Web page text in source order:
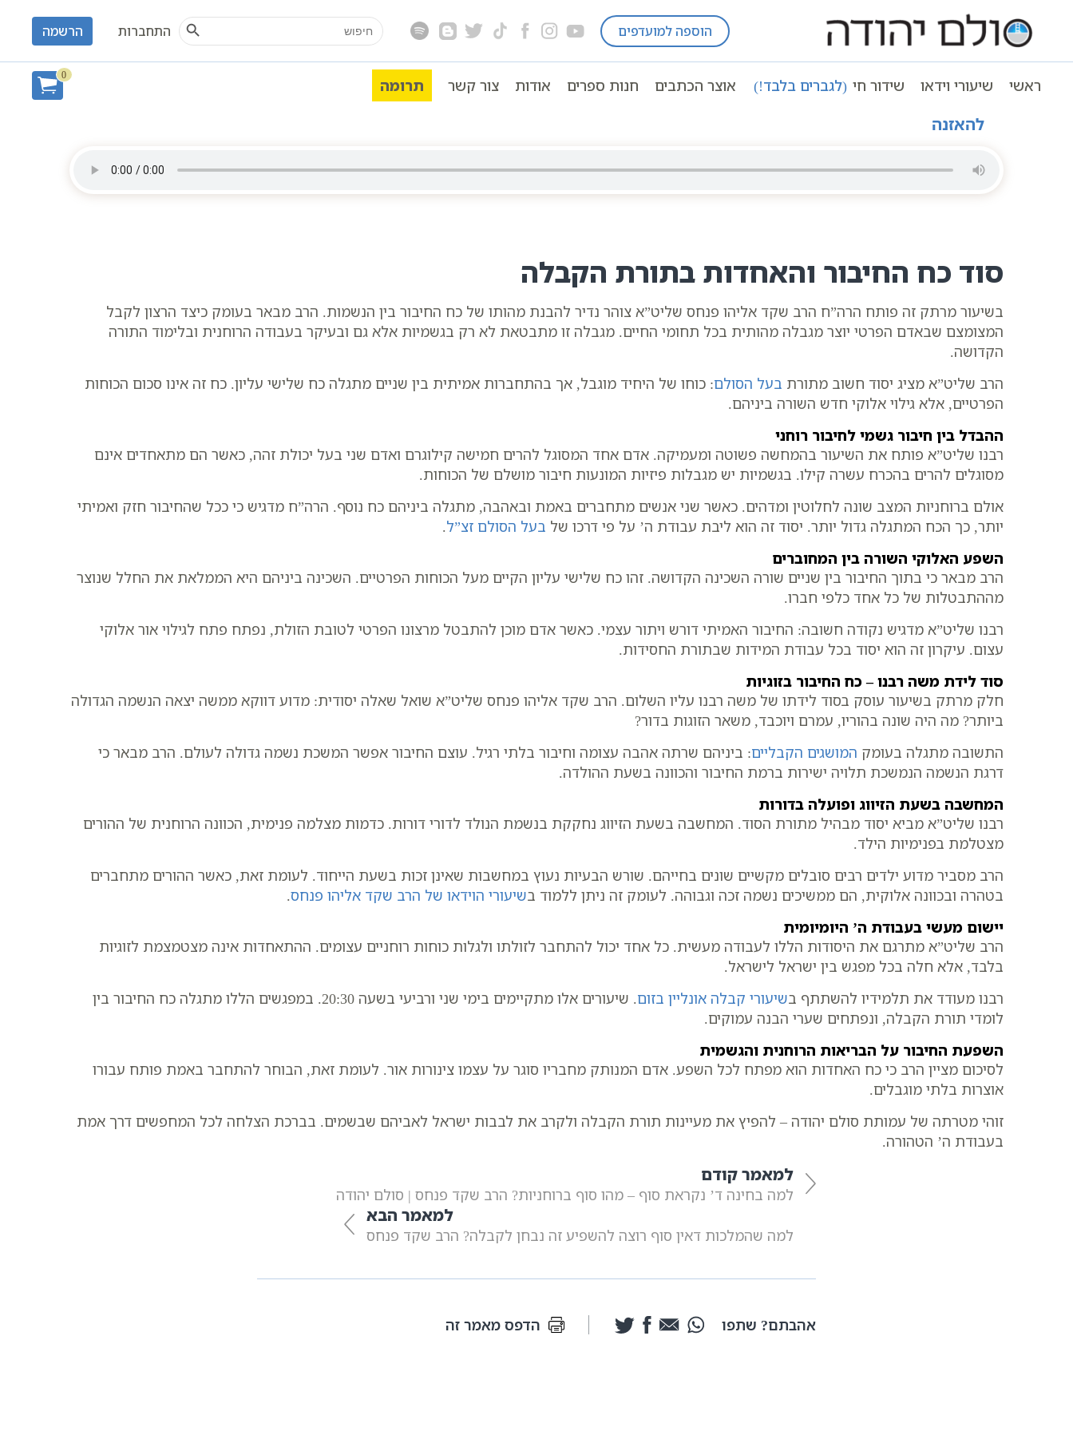
הוספה למועדפים Search
for:
Search Button
התחברות הרשמה
ראשי שיעורי וידאו שידור חי (לגברים בלבד!) אוצר הכתבים חנות ספרים אודות צור קשר תרומה
0
עמוד ראשי שיעורי וידאו שיעורי קבלה כתבי אשלג חסידות כללי כח האחדות, החיבור והאהבה הרב שקד פנחס | סולם יהודה
להאזנה
סוד כח החיבור והאחדות בתורת הקבלה
בשיעור מרתק זה פותח הרה”ח הרב שקד אליהו פנחס שליט”א צוהר נדיר להבנת מהותו של כח החיבור בין הנשמות. הרב מבאר בעומק כיצד הרצון לקבל
המצומצם שבאדם הפרטי יוצר מגבלה מהותית בכל תחומי החיים. מגבלה זו מתבטאת לא רק בגשמיות אלא גם ובעיקר בעבודה הרוחנית ובלימוד התורה
הקדושה.
הרב שליט”א מציג יסוד חשוב מתורת בעל הסולם: כוחו של היחיד מוגבל, אך בהתחברות אמיתית בין שניים מתגלה כח שלישי עליון. כח זה אינו סכום הכוחות
הפרטיים, אלא גילוי אלוקי חדש השורה ביניהם.
ההבדל בין חיבור גשמי לחיבור רוחני
רבנו שליט”א פותח את השיעור בהמחשה פשוטה ומעמיקה. אדם אחד המסוגל להרים חמישה קילוגרם ואדם שני בעל יכולת זהה, כאשר הם מתאחדים אינם
מסוגלים להרים בהכרח עשרה קילו. בגשמיות יש מגבלות פיזיות המונעות חיבור מושלם של הכוחות.
אולם ברוחניות המצב שונה לחלוטין ומדהים. כאשר שני אנשים מתחברים באמת ובאהבה, מתגלה ביניהם כח נוסף. הרה”ח מדגיש כי ככל שהחיבור חזק ואמיתי
יותר, כך הכח המתגלה גדול יותר. יסוד זה הוא ליבת עבודת ה’ על פי דרכו של בעל הסולם זצ”ל.
השפע האלוקי השורה בין המחוברים
הרב מבאר כי בתוך החיבור בין שניים שורה השכינה הקדושה. זהו כח שלישי עליון הקיים מעל הכוחות הפרטיים. השכינה ביניהם היא הממלאת את החלל שנוצר
מההתבטלות של כל אחד כלפי חברו.
רבנו שליט”א מדגיש נקודה חשובה: החיבור האמיתי דורש ויתור עצמי. כאשר אדם מוכן להתבטל מרצונו הפרטי לטובת הזולת, נפתח פתח לגילוי אור אלוקי
עצום. עיקרון זה הוא יסוד בכל עבודת המידות שבתורת החסידות.
סוד לידת משה רבנו – כח החיבור בזוגיות
חלק מרתק בשיעור עוסק בסוד לידתו של משה רבנו עליו השלום. הרב שקד אליהו פנחס שליט”א שואל שאלה יסודית: מדוע דווקא ממשה יצאה הנשמה הגדולה
ביותר? מה היה שונה בהוריו, עמרם ויוכבד, משאר הזוגות בדור?
התשובה מתגלה בעומק המושגים הקבליים: ביניהם שרתה אהבה עצומה וחיבור בלתי רגיל. עוצם החיבור אפשר המשכת נשמה גדולה לעולם. הרב מבאר כי
דרגת הנשמה הנמשכת תלויה ישירות ברמת החיבור והכוונה בשעת ההולדה.
המחשבה בשעת הזיווג ופועלה בדורות
רבנו שליט”א מביא יסוד מבהיל מתורת הסוד. המחשבה בשעת הזיווג נחקקת בנשמת הנולד לדורי דורות. כדמות מצלמה פנימית, הכוונה הרוחנית של ההורים
מצטלמת בפנימיות הילד.
הרב מסביר מדוע ילדים רבים סובלים מקשיים שונים בחייהם. שורש הבעיות נעוץ במחשבות שאינן זכות בשעת הייחוד. לעומת זאת, כאשר ההורים מתחברים
בטהרה ובכוונה אלוקית, הם ממשיכים נשמה זכה וגבוהה. לעומק זה ניתן ללמוד בשיעורי הוידאו של הרב שקד אליהו פנחס.
יישום מעשי בעבודת ה’ היומיומית
הרב שליט”א מתרגם את היסודות הללו לעבודה מעשית. כל אחד יכול להתחבר לזולתו ולגלות כוחות רוחניים עצומים. ההתאחדות אינה מצטמצמת לזוגיות
בלבד, אלא חלה בכל מפגש בין ישראל לישראל.
רבנו מעודד את תלמידיו להשתתף בשיעורי קבלה אונליין בזום
. שיעורים אלו מתקיימים בימי שני ורביעי בשעה 20:30. במפגשים הללו מתגלה כח החיבור בין
לומדי תורת הקבלה, ונפתחים שערי הבנה עמוקים.
השפעת החיבור על הבריאות הרוחנית והגשמית
לסיכום מציין הרב כי כח האחדות הוא מפתח לכל השפע. אדם המנותק מחבריו סוגר על עצמו צינורות אור. לעומת זאת, הבוחר להתחבר באמת פותח עבורו
אוצרות בלתי מוגבלים.
זוהי מטרתה של עמותת סולם יהודה – להפיץ את מעיינות תורת הקבלה ולקרב את לבבות ישראל לאביהם שבשמים. בברכת הצלחה לכל המחפשים דרך אמת
בעבודת ה’ הטהורה.
למאמר קודם
למה בחינה ד’ נקראת סוף – מהו סוף ברוחניות? הרב שקד פנחס | סולם יהודה
למאמר הבא
למה שהמלכות דאין סוף רוצה להשפיע זה נבחן לקבלה? הרב שקד פנחס
אהבתם? שתפו הדפס מאמר זה